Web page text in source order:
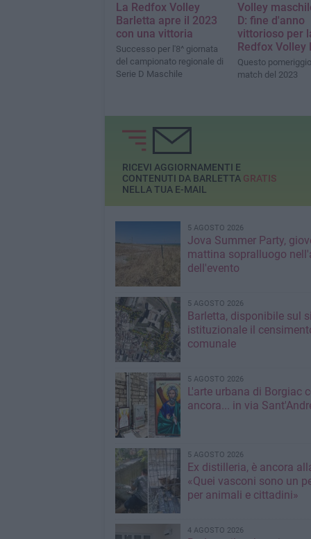
La Redfox Volley
Barletta apre il 2023
con una vittoria
Successo per l'8^ giornata
del campionato regionale di
Serie D Maschile
Volley
D: fine d'anno
vittorioso per
Redfox Volley
Questo
match del 2023
RICEVI AGGIORNAMENTI E
CONTENUTI DA BARLETTA GRATIS
NELLA TUA E-MAIL
5 AGOSTO 2026
Jova Summer Party,
mattina sopralluogo
dell'evento
5 AGOSTO 2026
Barletta, disponibile sul
istituzionale il
comunale
5 AGOSTO 2026
L'arte urbana di Borgiac
ancora... in via
5 AGOSTO 2026
Ex distilleria, è ancora
«Quei vasconi sono un
per animali e cittadini»
4 AGOSTO 2026